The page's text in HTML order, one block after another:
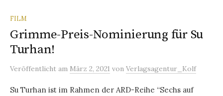
FILM
Grimme-Preis-Nominierung für Su
Turhan!
Veröffentlicht am März 2, 2021 von Verlagsagentur_Kolf
Su Turhan ist im Rahmen der ARD-Reihe “Sechs auf